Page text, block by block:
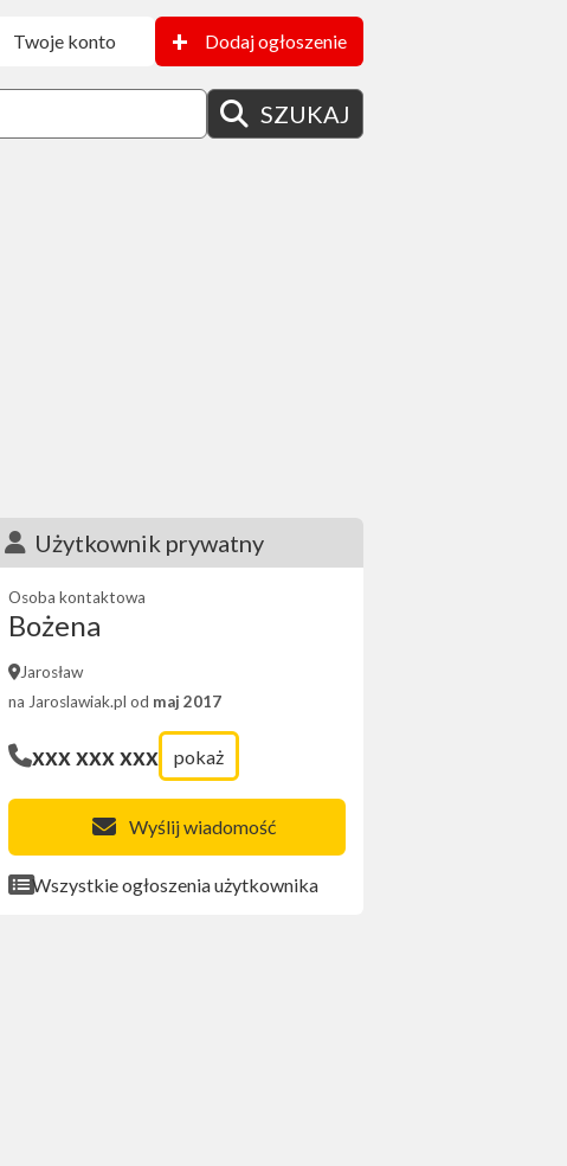
Twoje konto + Dodaj ogłoszenie
SZUKAJ
Użytkownik prywatny
Osoba kontaktowa
Bożena
Jarosław
na Jaroslawiak.pl od maj 2017
xxx xxx xxx pokaż
Wyślij wiadomość
Wszystkie ogłoszenia użytkownika